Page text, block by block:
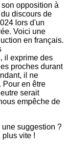
opposition à
discours de
lors d'un
Voici une
en français.
il exprime des
proches durant
il ne
Pour en être
serait
empêche de
suggestion ?
vite !